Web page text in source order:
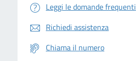
Leggi le domande frequenti
Richiedi assistenza
Chiama il numero